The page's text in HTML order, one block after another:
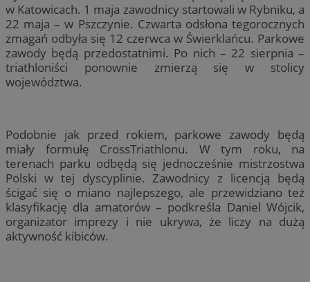
w Katowicach. 1 maja zawodnicy startowali w Rybniku, a
22 maja – w Pszczynie. Czwarta odsłona tegorocznych
zmagań odbyła się 12 czerwca w Świerklańcu. Parkowe
zawody będą przedostatnimi. Po nich – 22 sierpnia –
triathloniści ponownie zmierzą się w stolicy
województwa.
Podobnie jak przed rokiem, parkowe zawody będą
miały formułę CrossTriathlonu. W tym roku, na
terenach parku odbędą się jednocześnie mistrzostwa
Polski w tej dyscyplinie. Zawodnicy z licencją będą
ścigać się o miano najlepszego, ale przewidziano też
klasyfikację dla amatorów – podkreśla Daniel Wójcik,
organizator imprezy i nie ukrywa, że liczy na dużą
aktywność kibiców.